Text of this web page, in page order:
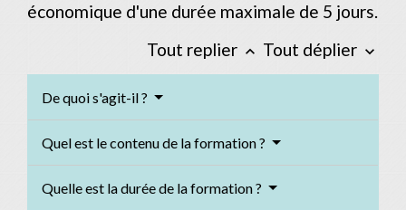
économique d'une durée maximale de 5 jours.
Tout replier keyboard_arrow_up Tout déplier keyboard_arrow_down
De quoi s'agit-il ?
Quel est le contenu de la formation ?
Quelle est la durée de la formation ?